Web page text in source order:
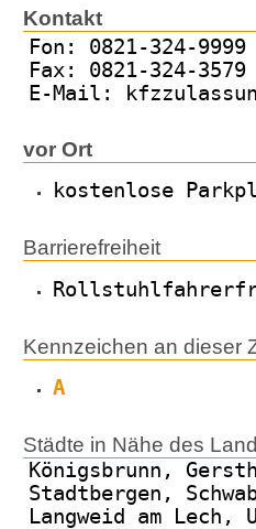
Kontakt
Fon: 0821-324-9999
Fax: 0821-324-3579
E-Mail:
vor Ort
kostenlose
Barrierefreiheit
Kennzeichen an dieser
A
Städte in Nähe des
Königsbrunn,
Stadtbergen,
Langweid am Lech,